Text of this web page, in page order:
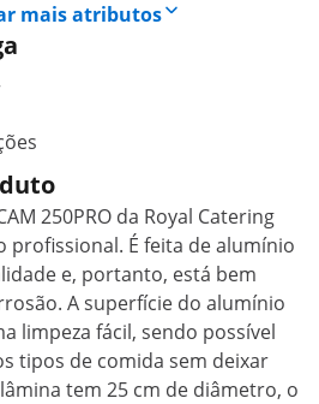
mais atributos
250PRO da Royal Catering
profissional. É feita de alumínio
e, portanto, está bem
A superfície do alumínio
limpeza fácil, sendo possível
tipos de comida sem deixar
tem 25 cm de diâmetro, o